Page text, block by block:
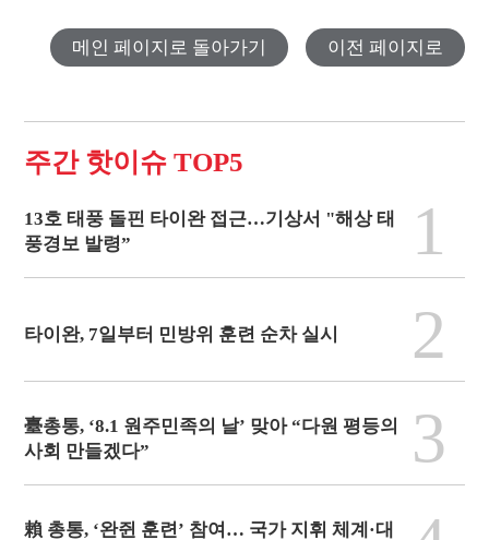
메인 페이지로 돌아가기 이전 페이지로
주간 핫이슈 TOP5
13호 태풍 돌핀 타이완 접근…기상서 "해상 태
풍경보 발령”
1
타이완, 7일부터 민방위 훈련 순차 실시 2
臺총통, ‘8.1 원주민족의 날’ 맞아 “다원 평등의
사회 만들겠다”
3
賴 총통, ‘완쥔 훈련’ 참여… 국가 지휘 체계·대